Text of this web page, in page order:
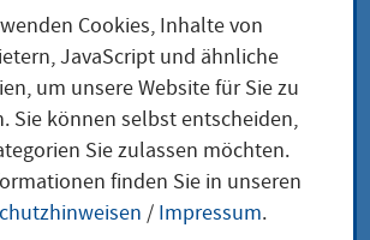
Sorgerecht beantragen
Sorge bei
Cookies, Inhalte von
JavaScript und ähnliche
um unsere Website für Sie zu
Sie können selbst entscheiden,
Sie zulassen möchten.
finden Sie in unseren
/ Impressum.